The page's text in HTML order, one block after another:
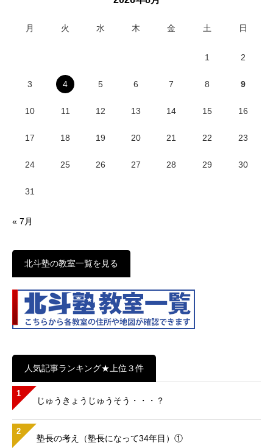
月 火 水 木 金 土 日
1 2
3 4 5 6 7 8 9
10 11 12 13 14 15 16
17 18 19 20 21 22 23
24 25 26 27 28 29 30
31
« 7月
北斗塾の教室一覧を見る
人気記事ランキング★上位３件
1
じゅうきょうじゅうそう・・・？
2
塾長の考え（塾長になって34年目）①